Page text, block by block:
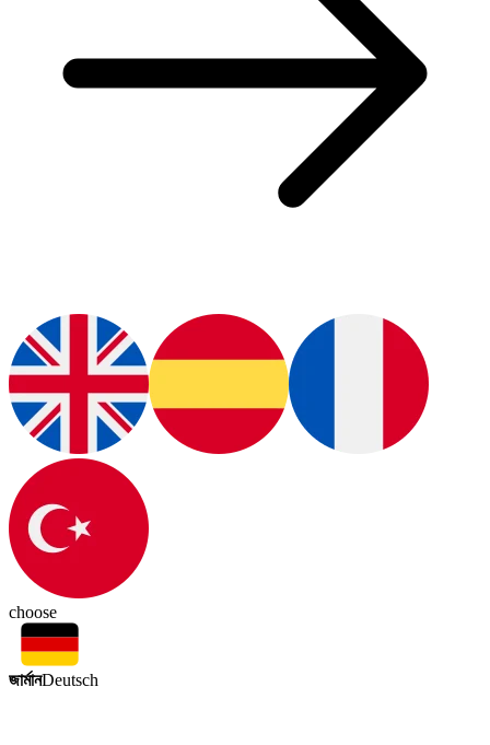
choose
জার্মানDeutsch